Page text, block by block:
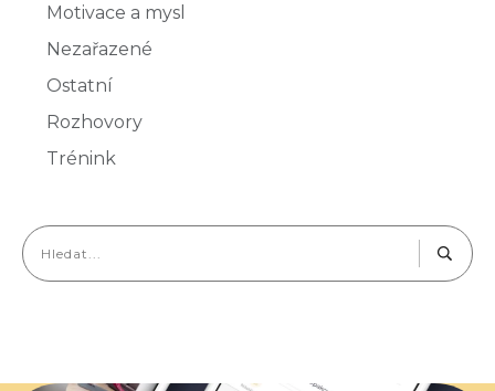
Motivace a mysl
Nezařazené
Ostatní
Rozhovory
Trénink